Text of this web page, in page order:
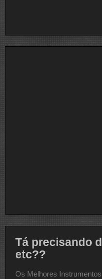
Tá precisando
etc??
Os Melhores